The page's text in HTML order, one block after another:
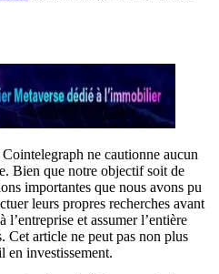
Cointelegraph ne cautionne aucun
Bien que notre objectif soit de
importantes que nous avons pu
leurs propres recherches avant
l’entreprise et assumer l’entière
Cet article ne peut pas non plus
en investissement.